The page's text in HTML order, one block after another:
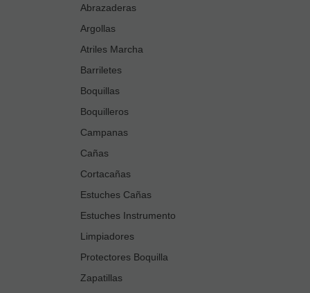
Abrazaderas
Argollas
Atriles Marcha
Barriletes
Boquillas
Boquilleros
Campanas
Cañas
Cortacañas
Estuches Cañas
Estuches Instrumento
Limpiadores
Protectores Boquilla
Zapatillas